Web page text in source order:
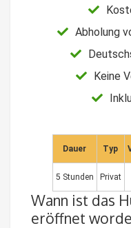
Abholung
Keine
Dauer Typ
5 Stunden Privat
Wann ist das
eröffnet